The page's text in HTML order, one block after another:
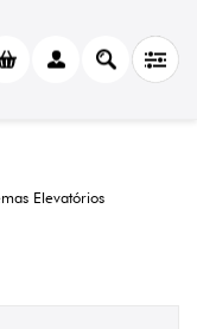
Elevatórios